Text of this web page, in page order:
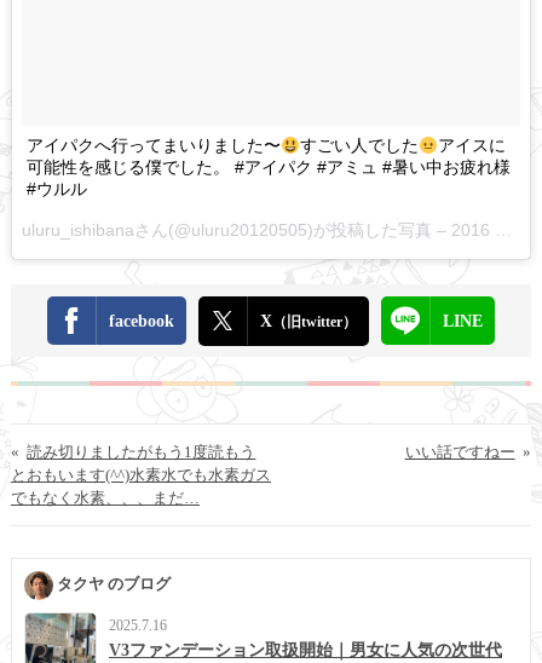
アイパクへ行ってまいりました〜 すごい人でした
アイスに
可能性を感じる僕でした。 #アイパク #アミュ #暑い中お疲れ様
#ウルル
uluru_ishibanaさん(@uluru20120505)が投稿した写真 – 2016 Sep 4 8:58pm PDT
facebook X（旧twitter） LINE
« 読み切りましたがもう1度読もう
とおもいます(^^)水素水でも水素ガス
でもなく水素、、、まだ…
»
いい話ですねー
タクヤ のブログ
2025.7.16
V3ファンデーション取扱開始｜男女に人気の次世代